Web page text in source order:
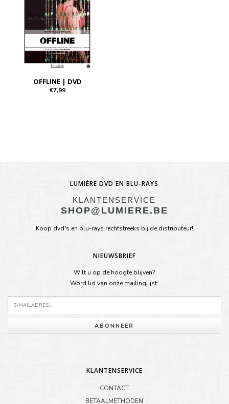
OFFLINE | DVD
€7,99
LUMIÈRE DVD EN BLU-RAYS
KLANTENSERVICE
SHOP@LUMIERE.BE
Koop dvd's en blu-rays rechtstreeks bij de distributeur!
NIEUWSBRIEF
Wilt u op de hoogte blijven?
Word lid van onze mailinglijst:
ABONNEER
KLANTENSERVICE
CONTACT
BETAALMETHODEN